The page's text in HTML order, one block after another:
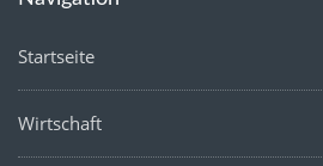
Startseite
Wirtschaft